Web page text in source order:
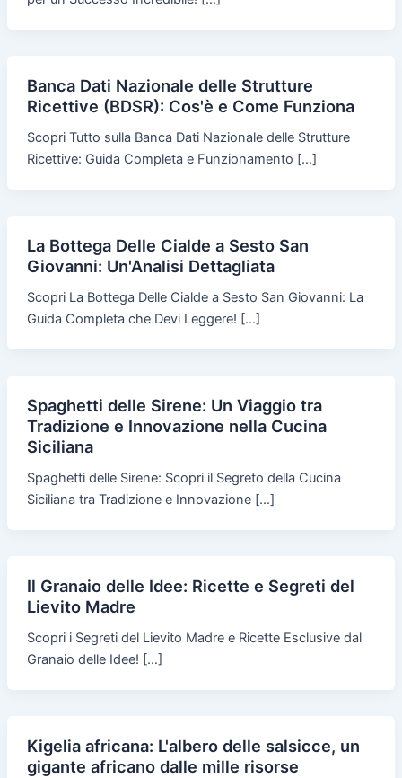
Banca Dati Nazionale delle Strutture
Ricettive (BDSR): Cos'è e Come Funziona
Scopri Tutto sulla Banca Dati Nazionale delle Strutture
Ricettive: Guida Completa e Funzionamento […]
La Bottega Delle Cialde a Sesto San
Giovanni: Un'Analisi Dettagliata
Scopri La Bottega Delle Cialde a Sesto San Giovanni: La
Guida Completa che Devi Leggere! […]
Spaghetti delle Sirene: Un Viaggio tra
Tradizione e Innovazione nella Cucina
Siciliana
Spaghetti delle Sirene: Scopri il Segreto della Cucina
Siciliana tra Tradizione e Innovazione […]
Il Granaio delle Idee: Ricette e Segreti del
Lievito Madre
Scopri i Segreti del Lievito Madre e Ricette Esclusive dal
Granaio delle Idee! […]
Kigelia africana: L'albero delle salsicce, un
gigante africano dalle mille risorse